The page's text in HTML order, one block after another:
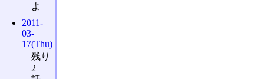
よ
2011-
03-
17(Thu)
残り
2